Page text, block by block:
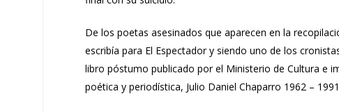
De los poetas asesinados que aparecen en la
escribía para El Espectador y siendo uno de los
libro póstumo publicado por el Ministerio de Cultura e
poética y periodística, Julio Daniel Chaparro 1962 –